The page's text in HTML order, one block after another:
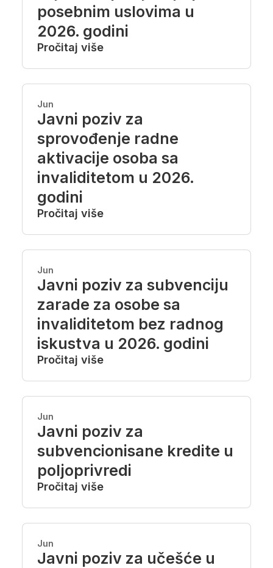
posebnim uslovima u
2026. godini
Pročitaj više
Jun
Javni poziv za
sprovođenje radne
aktivacije osoba sa
invaliditetom u 2026.
godini
Pročitaj više
Jun
Javni poziv za subvenciju
zarade za osobe sa
invaliditetom bez radnog
iskustva u 2026. godini
Pročitaj više
Jun
Javni poziv za
subvencionisane kredite u
poljoprivredi
Pročitaj više
Jun
Javni poziv za učešće u